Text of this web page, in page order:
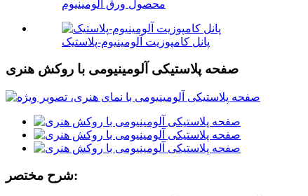
محصول ورق آلومینیوم
پانل کامپوزیت آلومینیوم-پلاستیک
صفحه پلاستیکی آلومینیومی با روکش هنری
شرح مختصر: